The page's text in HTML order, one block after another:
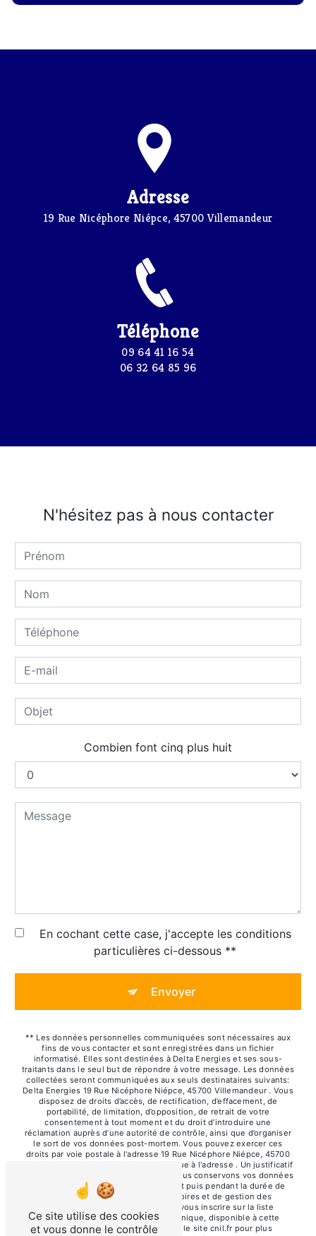
Adresse
19 Rue Nicéphore Niépce, 45700 Villemandeur
Téléphone
09 64 41 16 54
06 32 64 85 96
N'hésitez pas à nous contacter
Combien font cinq plus huit
En cochant cette case, j'accepte les conditions
particulières ci-dessous **
Envoyer
** Les données personnelles communiquées sont nécessaires aux
fins de vous contacter et sont enregistrées dans un fichier
informatisé. Elles sont destinées à Delta Energies et ses sous-
traitants dans le seul but de répondre à votre message. Les données
collectées seront communiquées aux seuls destinataires suivants:
Delta Energies 19 Rue Nicéphore Niépce, 45700 Villemandeur . Vous
disposez de droits d’accès, de rectification, d’effacement, de
portabilité, de limitation, d’opposition, de retrait de votre
consentement à tout moment et du droit d’introduire une
réclamation auprès d’une autorité de contrôle, ainsi que d’organiser
le sort de vos données post-mortem. Vous pouvez exercer ces
droits par voie postale à l'adresse 19 Rue Nicéphore Niépce, 45700
Villemandeur ou par courrier électronique à l'adresse . Un justificatif
d'identité pourra vous être demandé. Nous conservons vos données
pendant la période de prise de contact puis pendant la durée de
prescription légale aux fins probatoires et de gestion des
contentieux. Vous avez le droit de vous inscrire sur la liste
d'opposition au démarchage téléphonique, disponible à cette
adresse:Bloctel.gouv.fr. Consultez le site cnil.fr pour plus
Ce site utilise des cookies
et vous donne le contrôle